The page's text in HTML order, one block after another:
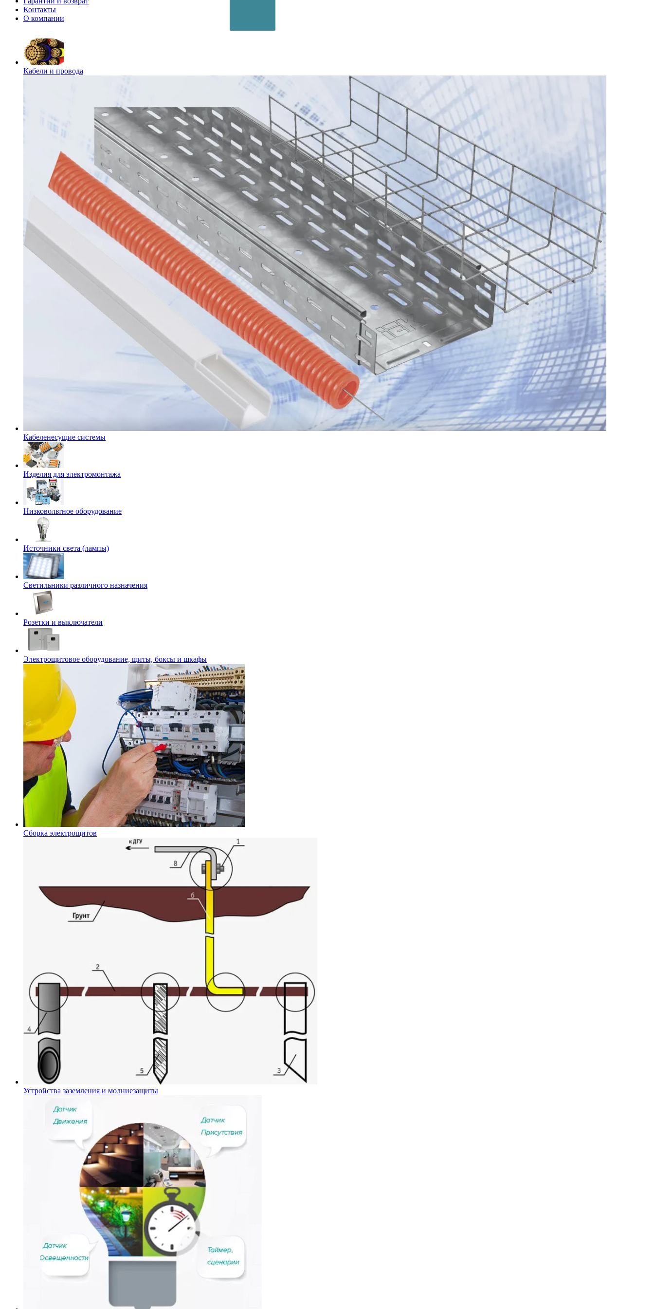
Контакты
О компании
Кабели и провода
Кабеленесущие системы
Изделия для электромонтажа
Низковольтное оборудование
Источники света (лампы)
Светильники различного назначения
Розетки и выключатели
Электрощитовое оборудование, щиты, боксы и шкафы
Сборка электрощитов
Устройства заземления и молниезащиты